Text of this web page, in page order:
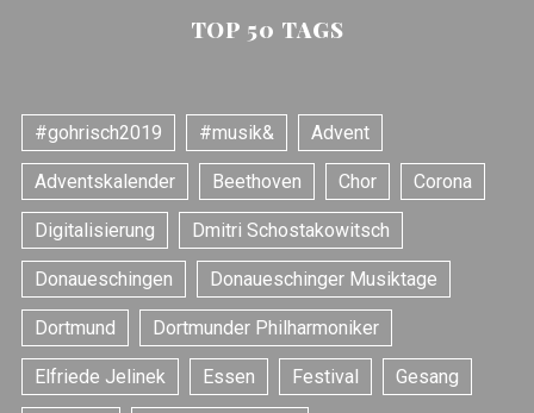
TOP 50 TAGS
#gohrisch2019 #musik& Advent
Adventskalender Beethoven Chor Corona
Digitalisierung Dmitri Schostakowitsch
Donaueschingen Donaueschinger Musiktage
Dortmund Dortmunder Philharmoniker
Elfriede Jelinek Essen Festival Gesang